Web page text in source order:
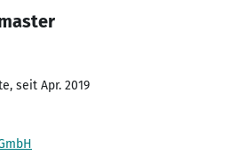
seit Apr. 2019